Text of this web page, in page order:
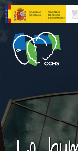
Pasar
al
contenido
principal